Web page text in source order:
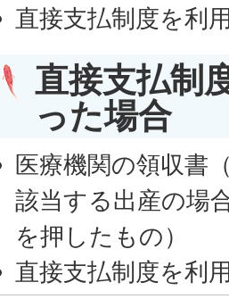
直接支払制度を利
直接支払制
った場合
医療機関の領収書
該当する出産の場
を押したもの）
直接支払制度を利